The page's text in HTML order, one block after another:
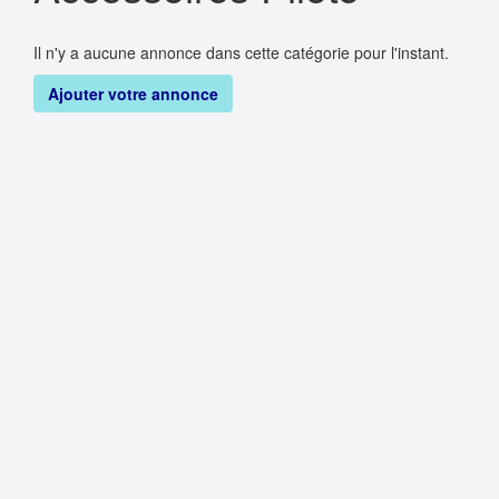
Il n'y a aucune annonce dans cette catégorie pour l'instant.
Ajouter votre annonce